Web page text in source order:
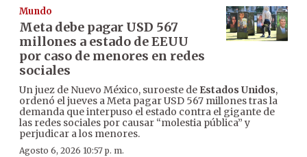
Mundo
Meta debe pagar USD 567
millones a estado de EEUU
por caso de menores en redes
sociales
Un juez de Nuevo México, suroeste de Estados Unidos,
ordenó el jueves a Meta pagar USD 567 millones tras la
demanda que interpuso el estado contra el gigante de
las redes sociales por causar “molestia pública” y
perjudicar a los menores.
Agosto 6, 2026 10:57 p. m.